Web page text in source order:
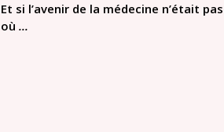
Et si l’avenir de la médecine n’était
où ...